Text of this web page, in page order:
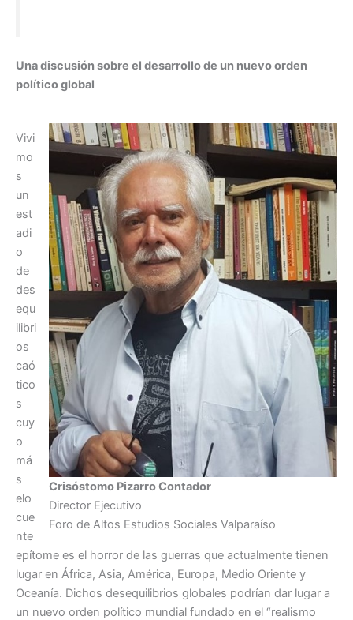
Una discusión sobre el desarrollo de un nuevo orden
político global
Crisóstomo Pizarro Contador
Director Ejecutivo
Foro de Altos Estudios Sociales Valparaíso
Vivi
mo
s
un
est
adi
o
de
des
equ
ilibri
os
caó
tico
s
cuy
o
má
s
elo
cue
nte
epítome es el horror de las guerras que actualmente tienen
lugar en África, Asia, América, Europa, Medio Oriente y
Oceanía. Dichos desequilibrios globales podrían dar lugar a
un nuevo orden político mundial fundado en el “realismo